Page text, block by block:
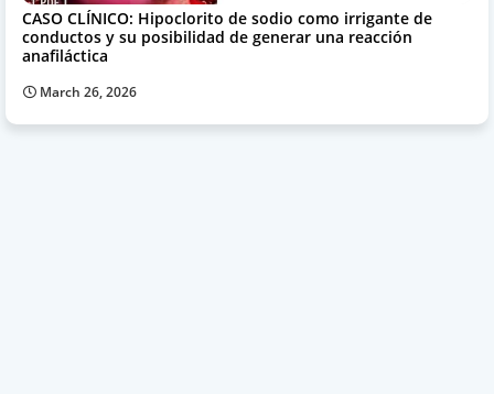
CASO CLÍNICO: Hipoclorito de sodio como irrigante de
conductos y su posibilidad de generar una reacción
anafiláctica
March 26, 2026